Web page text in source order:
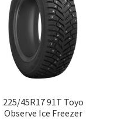
225/45R17 91T Toyo
Observe Ice Freezer